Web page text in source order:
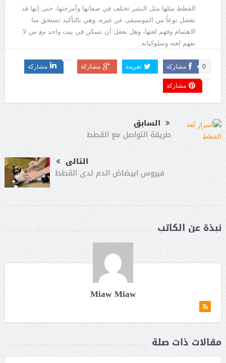
القطط مثلها مثل البشر تختلف في صفاتها وأمزجتها، حتى إنها قد
تفضل نوعاً من الموسيقى عن غيره، وهي بالتأكيد تستحق منا
الاهتمام وفهم لغتها، وهل يعقل أن تسكن في بيت واحد مع من لا
تفهم لغته وسلوكياته.
مشاركة 0 تغريدة مشاركة مشاركة
مشاركة
السابق
طريقة التواصل مع القطط
التالى
فيروس ابيضاض الدم لدى القطط
نبذة عن الكاتب
Miaw Miaw
مقالات ذات صلة